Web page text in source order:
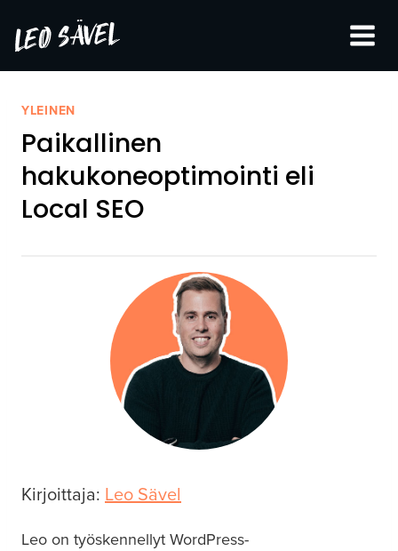
sisältöön
YLEINEN
Paikallinen
hakukoneoptimointi eli
Local SEO
Kirjoittaja: Leo Sävel
Leo on työskennellyt WordPress-